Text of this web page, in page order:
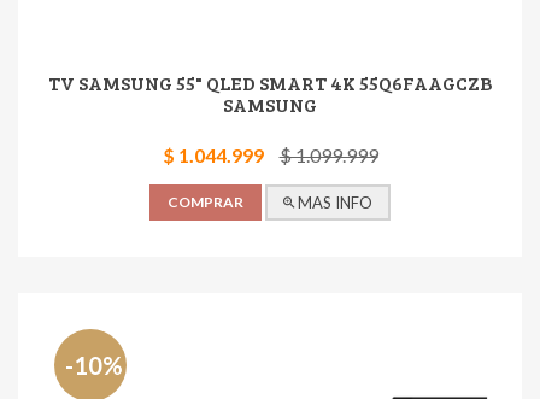
TV SAMSUNG 55" QLED SMART 4K 55Q6FAAGCZB
SAMSUNG
$ 1.044.999 $ 1.099.999
COMPRAR MAS INFO
-10%